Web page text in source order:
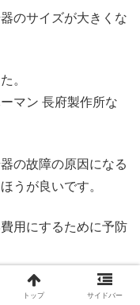
のサイズが大きくな
。
マン 長府製作所な
の故障の原因になる
うが良いです。
用にするために予防
換でホームセンター
トップ サイドバー